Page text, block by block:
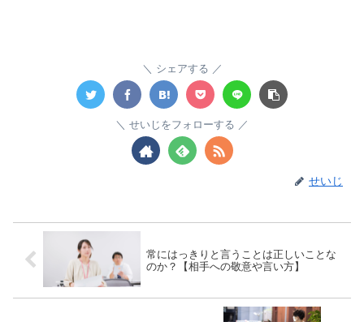
シェアする
せいじをフォローする
せいじ
常にはっきりと言うことは正しいことな
のか？【相手への敬意や言い方】